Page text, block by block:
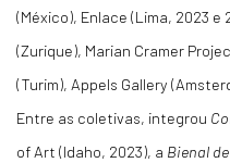
(México), Enlace (Lima, 2023 e
(Zurique), Marian Cramer
(Turim), Appels Gallery
Entre as coletivas, integrou
of Art (Idaho, 2023), a Bienal